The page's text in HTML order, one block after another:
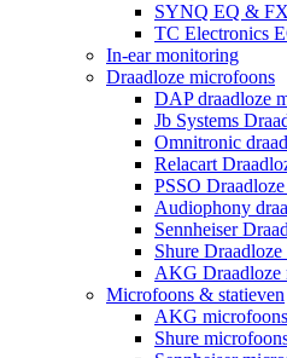
SYNQ EQ &
TC Electronics
In-ear monitoring
Draadloze microfoons
DAP draadloze
Jb Systems
Omnitronic
Relacart
PSSO
Audiophony
Sennheiser
Shure
AKG Draadloze
Microfoons & statieven
AKG microfoons
Shure